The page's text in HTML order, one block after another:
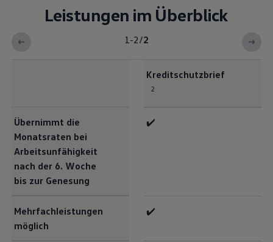
Leistungen im Überblick
1-2/2
Kreditschutzbrief
2
Übernimmt die
Monatsraten bei
Arbeitsunfähigkeit
nach der 6. Woche
bis zur Genesung
✔️
Mehrfachleistungen
möglich
✔️